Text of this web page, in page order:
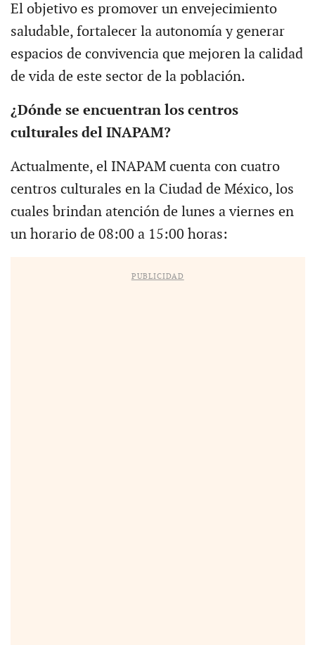
El objetivo es promover un envejecimiento
saludable, fortalecer la autonomía y generar
espacios de convivencia que mejoren la calidad
de vida de este sector de la población.
¿Dónde se encuentran los centros
culturales del INAPAM?
Actualmente, el INAPAM cuenta con cuatro
centros culturales en la Ciudad de México, los
cuales brindan atención de lunes a viernes en
un horario de 08:00 a 15:00 horas:
PUBLICIDAD